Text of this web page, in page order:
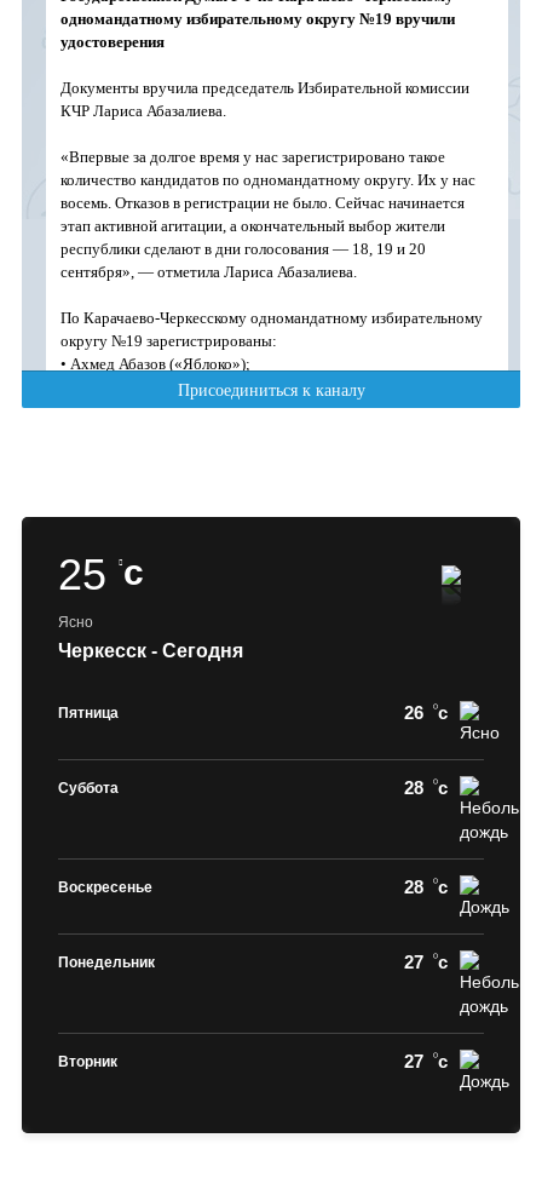
25 c
Ясно
Черкесск - Сегодня
Пятница 26 c
Суббота 28 c
Воскресенье 28 c
Понедельник 27 c
Вторник 27 c